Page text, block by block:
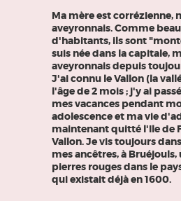
Ma mère est corrézienne,
aveyronnais. Comme
d'habitants, ils sont
suis née dans la capitale,
aveyronnais depuis
J'ai connu le Vallon (la
l'âge de 2 mois ; j'y ai
mes vacances pendant
adolescence et ma vie
maintenant quitté l'Ile de
Vallon. Je vis toujours
mes ancêtres, à
pierres rouges dans le
qui existait déjà en 1600.